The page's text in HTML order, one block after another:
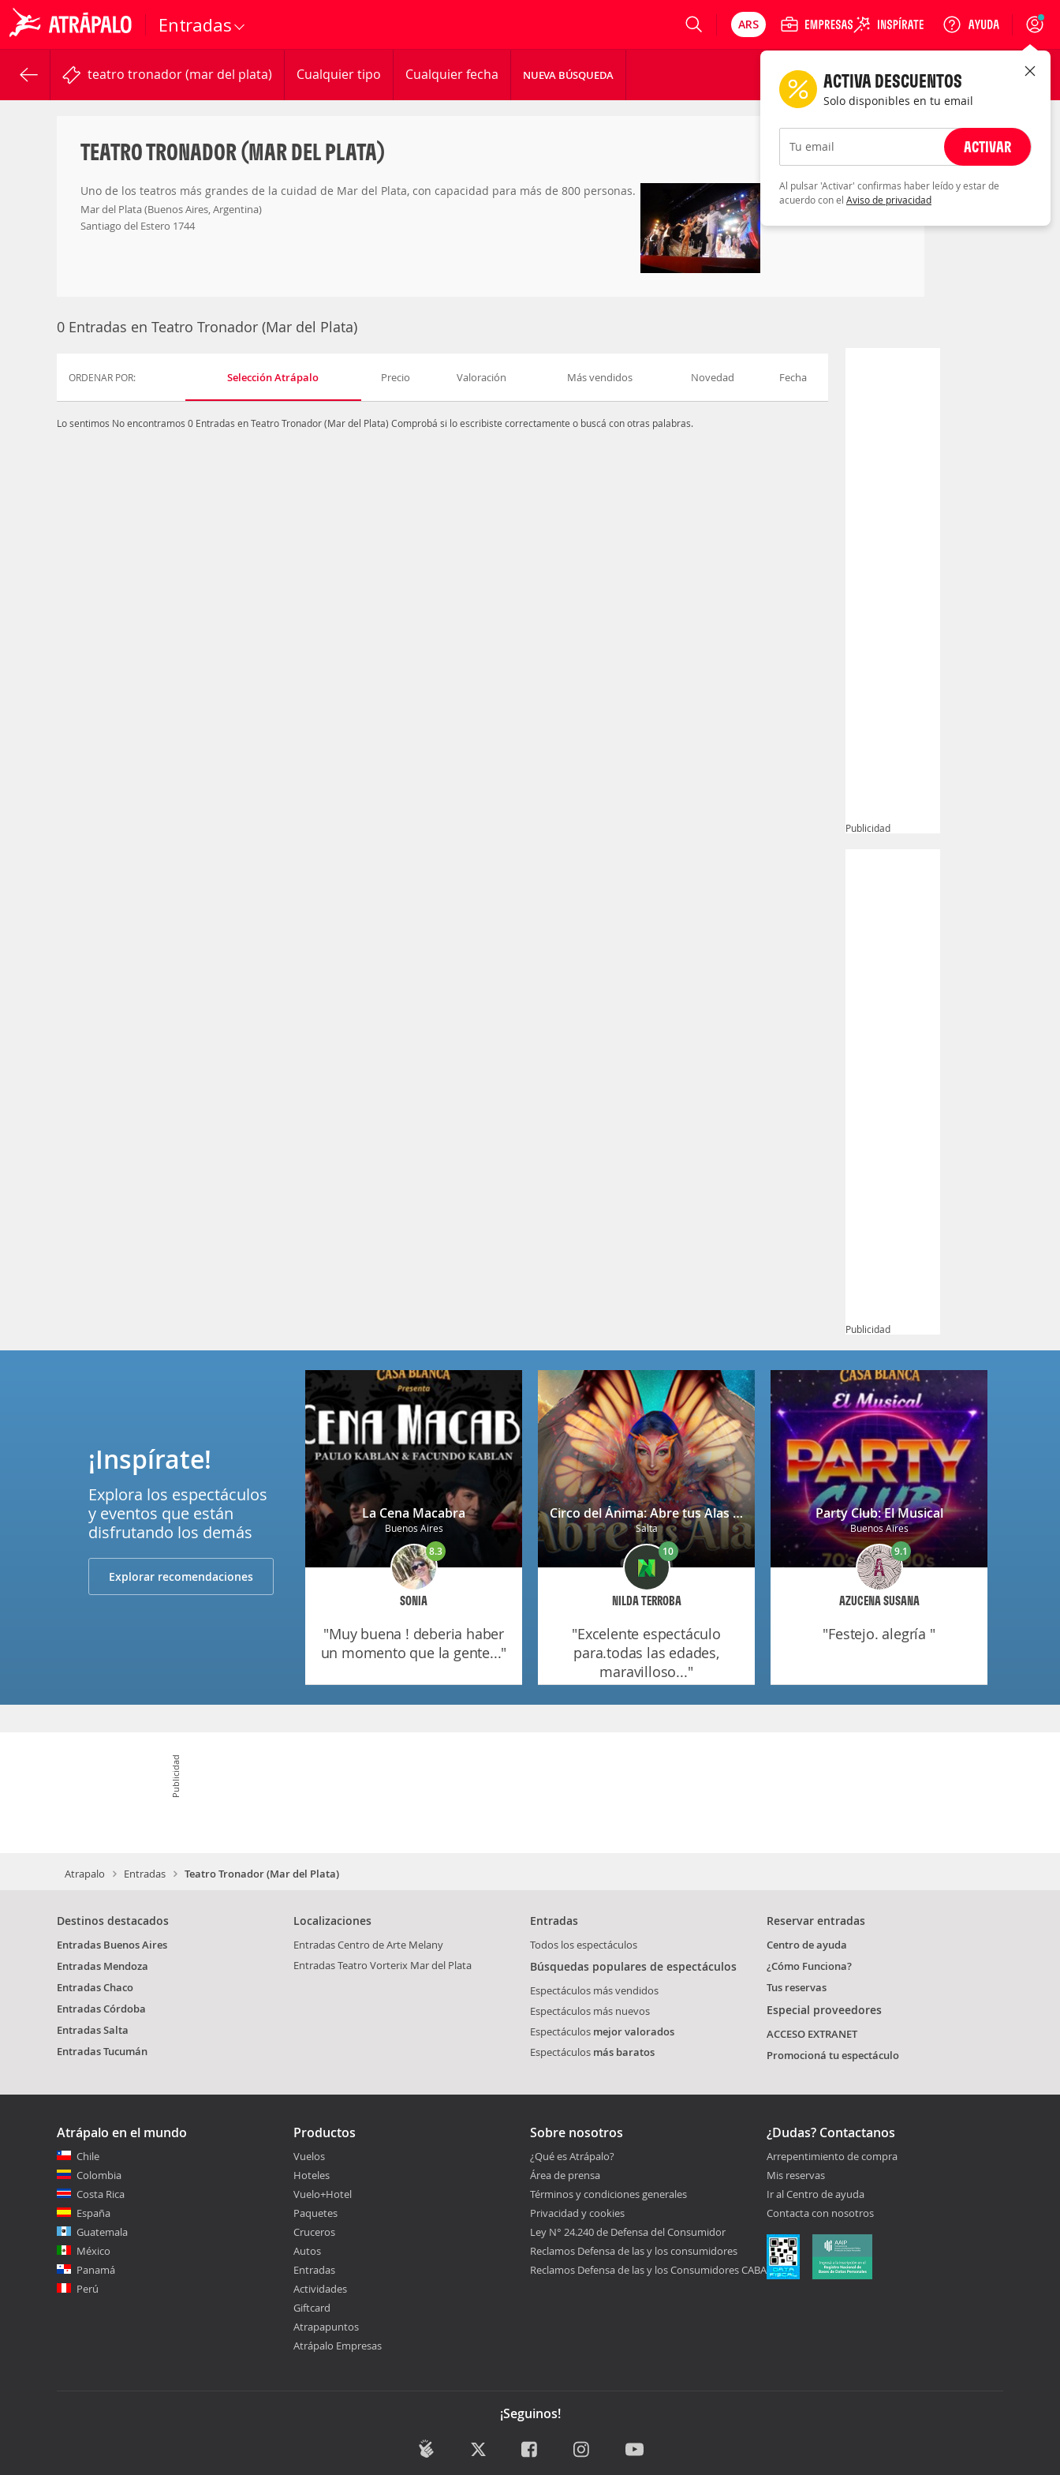
Entradas Precios enPeso argentino
ARSCambiar moneda Login
teatro tronador (mar del plata) Cualquier tipo Cualquier fecha NUEVA BÚSQUEDA
TEATRO TRONADOR (MAR DEL PLATA)
Uno de los teatros más grandes de la cuidad de Mar del Plata, con capacidad para más de 800 personas.
Mar del Plata (Buenos Aires, Argentina)
Santiago del Estero 1744
0 Entradas en Teatro Tronador (Mar del Plata)
ORDENAR POR: Selección Atrápalo Precio Valoración Más vendidos Novedad Fecha
Lo sentimos No encontramos 0 Entradas en Teatro Tronador (Mar del Plata) Comprobá si lo escribiste correctamente o buscá con otras palabras.
Publicidad
Publicidad
La Cena Macabra
Buenos Aires
SONIA
8.3
"muy buena ! deberia haber
un momento que la gente..."
Circo del Ánima: Abre tus Alas en Salta
Salta
NILDA TERROBA
10
"excelente espectáculo
para.todas las edades,
maravilloso..."
Party Club: El Musical
Buenos Aires
AZUCENA SUSANA
9.1
"festejo. alegría "
¡Inspírate!
Explora los espectáculos
y eventos que están
disfrutando los demás
Explorar recomendaciones
Publicidad
Atrapalo Entradas Teatro Tronador (Mar del Plata)
Destinos destacados
Entradas Buenos Aires
Entradas Mendoza
Entradas Chaco
Entradas Córdoba
Entradas Salta
Entradas Tucumán
Localizaciones
Entradas Centro de Arte Melany
Entradas Teatro Vorterix Mar del Plata
Entradas
Todos los espectáculos
Búsquedas populares de espectáculos
Espectáculos más vendidos
Espectáculos más nuevos
Espectáculos mejor valorados
Espectáculos más baratos
Reservar entradas
Centro de ayuda
¿Cómo Funciona?
Tus reservas
Especial proveedores
ACCESO EXTRANET
Promocioná tu espectáculo
Atrápalo en el mundo
Chile
Colombia
Costa Rica
España
Guatemala
México
Panamá
Perú
Productos
Vuelos
Hoteles
Vuelo+Hotel
Paquetes
Cruceros
Autos
Entradas
Actividades
Giftcard
Atrapapuntos
Atrápalo Empresas
Sobre nosotros
¿Qué es Atrápalo?
Área de prensa
Términos y condiciones generales
Privacidad y cookies
Ley N° 24.240 de Defensa del Consumidor
Reclamos Defensa de las y los consumidores
Reclamos Defensa de las y los Consumidores CABA
¿Dudas? Contactanos
Arrepentimiento de compra
Mis reservas
Ir al Centro de ayuda
Contacta con nosotros
¡Seguinos!
ACTIVA DESCUENTOS
Solo disponibles en tu email
Tu email ACTIVAR
Al pulsar 'Activar' confirmas haber leído y estar de
acuerdo con el Aviso de privacidad